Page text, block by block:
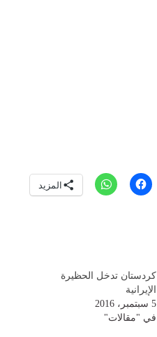
المزيد
كردستان تدخل الحظيرة
الإيرانية
5 سبتمبر، 2016
في "مقالات"